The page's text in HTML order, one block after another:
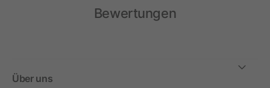
Bewertungen
Über uns